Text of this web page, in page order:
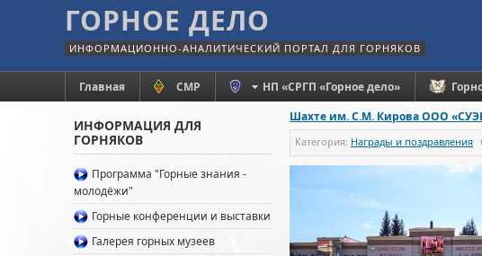
ГОРНОЕ ДЕЛО
ИНФОРМАЦИОННО-АНАЛИТИЧЕСКИЙ ПОРТАЛ ДЛЯ ГОРНЯКОВ
Главная СМР НП «СРГП «Горное дело»
Шахте им. С.М. Кирова ООО
Категория: Награды и поздравления
ИНФОРМАЦИЯ ДЛЯ
ГОРНЯКОВ
Программа "Горные знания -
молодёжи"
Горные конференции и выставки
Галерея горных музеев